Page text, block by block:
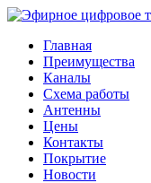
Главная
Преимущества
Каналы
Схема работы
Антенны
Цены
Контакты
Покрытие
Новости